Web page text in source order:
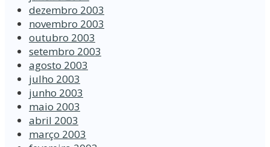
dezembro 2003
novembro 2003
outubro 2003
setembro 2003
agosto 2003
julho 2003
junho 2003
maio 2003
abril 2003
março 2003